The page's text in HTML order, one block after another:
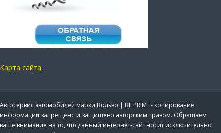
Карта сайта
Автосервис автомобилей марки Вольво | BILPRIME - копирование
информации запрещено и защищено авторским правом. Обращаем
ваше внимание на то, что данный интернет-сайт носит исключительно